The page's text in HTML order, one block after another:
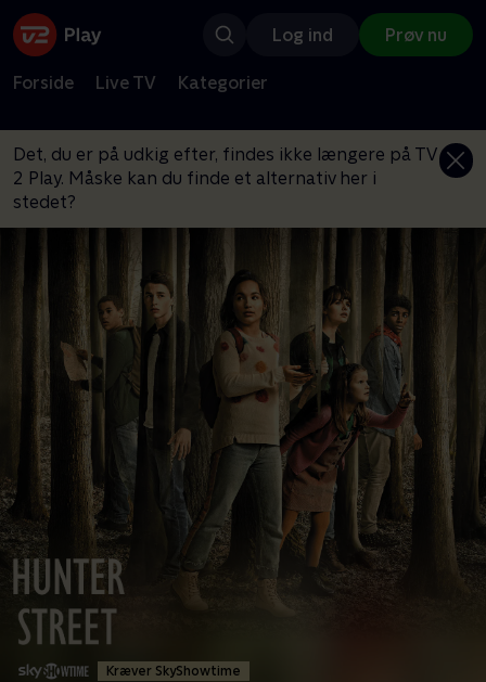
Log ind Prøv nu
Forside Live TV Kategorier
Det, du er på udkig efter, findes ikke længere på TV
2 Play. Måske kan du finde et alternativ her i
stedet?
Kræver SkyShowtime